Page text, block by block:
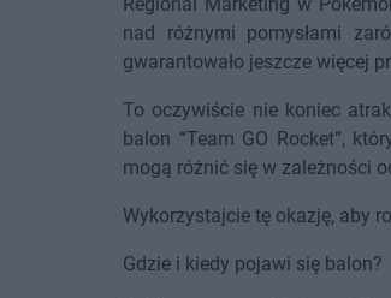
nad różnymi pomysłami
gwarantowało jeszcze więcej
To oczywiście nie koniec
balon “Team GO Rocket”,
mogą różnić się w zależności
Wykorzystajcie tę okazję, aby
Gdzie i kiedy pojawi się balon?